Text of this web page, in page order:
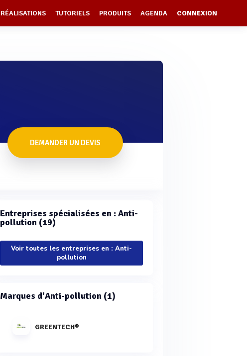
RÉALISATIONS TUTORIELS PRODUITS AGENDA CONNEXION
DEMANDER UN DEVIS
Entreprises spécialisées en : Anti-
pollution (19)
Voir toutes les entreprises en : Anti-
pollution
Marques d'Anti-pollution (1)
GREENTECH®